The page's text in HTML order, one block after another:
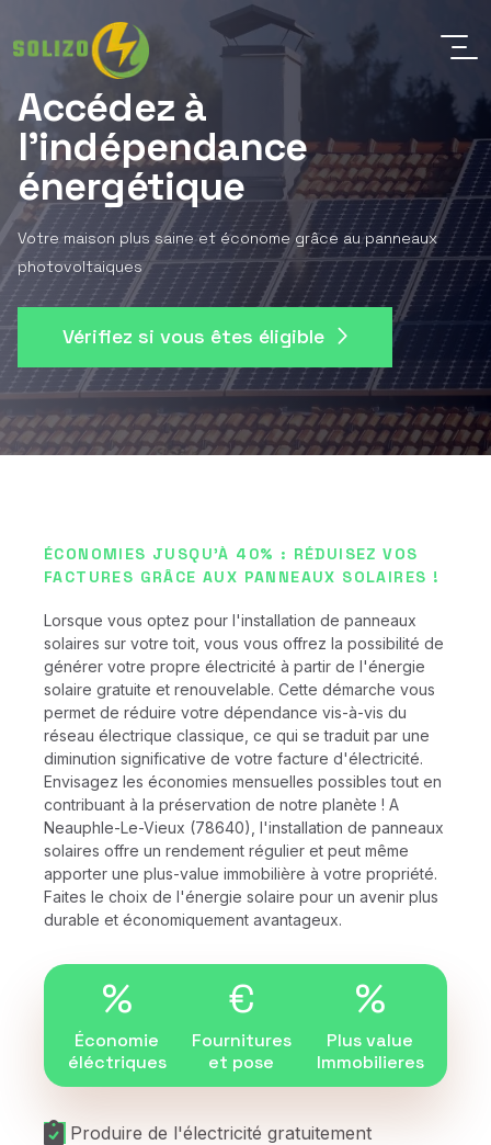
Accédez à
l'indépendance
énergétique
Votre maison plus saine et économe grâce au panneaux
photovoltaiques
Vérifiez si vous êtes éligible
ÉCONOMIES JUSQU'À 40% : RÉDUISEZ VOS
FACTURES GRÂCE AUX PANNEAUX SOLAIRES !
Lorsque vous optez pour l'installation de panneaux
solaires sur votre toit, vous vous offrez la possibilité de
générer votre propre électricité à partir de l'énergie
solaire gratuite et renouvelable. Cette démarche vous
permet de réduire votre dépendance vis-à-vis du
réseau électrique classique, ce qui se traduit par une
diminution significative de votre facture d'électricité.
Envisagez les économies mensuelles possibles tout en
contribuant à la préservation de notre planète ! A
Neauphle-Le-Vieux (78640), l'installation de panneaux
solaires offre un rendement régulier et peut même
apporter une plus-value immobilière à votre propriété.
Faites le choix de l'énergie solaire pour un avenir plus
durable et économiquement avantageux.
%
Économie
éléctriques
€
Fournitures
et pose
%
Plus value
Immobilieres
Produire de l'électricité gratuitement